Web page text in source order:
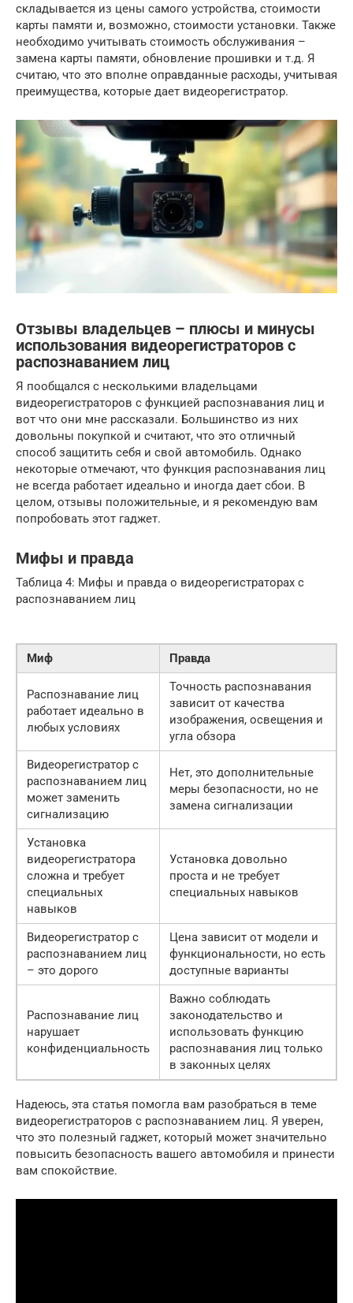
складывается из цены самого устройства, стоимости
карты памяти и, возможно, стоимости установки. Также
необходимо учитывать стоимость обслуживания –
замена карты памяти, обновление прошивки и т.д. Я
считаю, что это вполне оправданные расходы, учитывая
преимущества, которые дает видеорегистратор.
Отзывы владельцев – плюсы и минусы
использования видеорегистраторов с
распознаванием лиц
Я пообщался с несколькими владельцами
видеорегистраторов с функцией распознавания лиц и
вот что они мне рассказали. Большинство из них
довольны покупкой и считают, что это отличный
способ защитить себя и свой автомобиль. Однако
некоторые отмечают, что функция распознавания лиц
не всегда работает идеально и иногда дает сбои. В
целом, отзывы положительные, и я рекомендую вам
попробовать этот гаджет.
Мифы и правда
Таблица 4: Мифы и правда о видеорегистраторах с
распознаванием лиц
Миф Правда
Распознавание лиц
работает идеально в
любых условиях
Точность распознавания
зависит от качества
изображения, освещения и
угла обзора
Видеорегистратор с
распознаванием лиц
может заменить
сигнализацию
Нет, это дополнительные
меры безопасности, но не
замена сигнализации
Установка
видеорегистратора
сложна и требует
специальных
навыков
Установка довольно
проста и не требует
специальных навыков
Видеорегистратор с
распознаванием лиц
– это дорого
Цена зависит от модели и
функциональности, но есть
доступные варианты
Распознавание лиц
нарушает
конфиденциальность
Важно соблюдать
законодательство и
использовать функцию
распознавания лиц только
в законных целях
Надеюсь, эта статья помогла вам разобраться в теме
видеорегистраторов с распознаванием лиц. Я уверен,
что это полезный гаджет, который может значительно
повысить безопасность вашего автомобиля и принести
вам спокойствие.